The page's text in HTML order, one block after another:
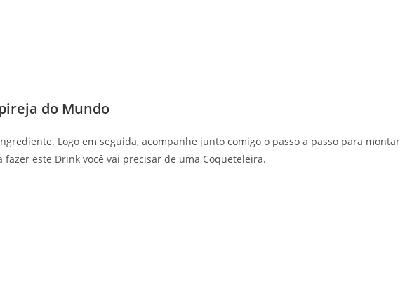
do Mundo
Logo em seguida, acompanhe junto comigo o passo a passo para montar
este Drink você vai precisar de uma Coqueteleira.